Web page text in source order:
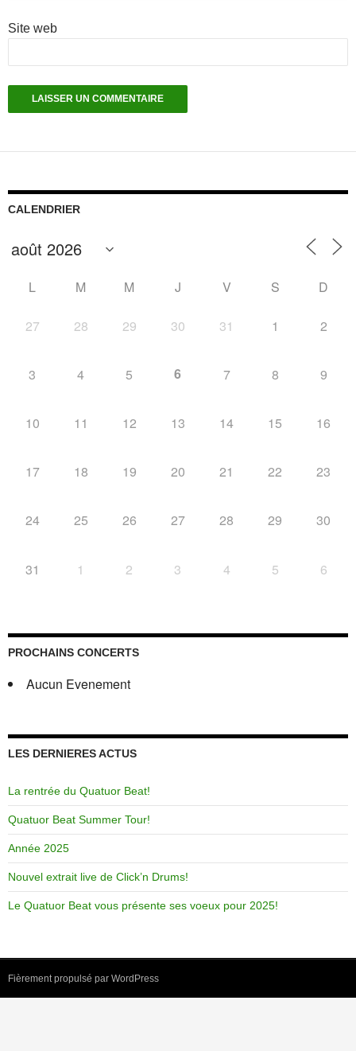
Site web
CALENDRIER
L M M J V S D
27 28 29 30 31 1 2
3 4 5 6 7 8 9
10 11 12 13 14 15 16
17 18 19 20 21 22 23
24 25 26 27 28 29 30
31 1 2 3 4 5 6
PROCHAINS CONCERTS
Aucun Evenement
LES DERNIERES ACTUS
La rentrée du Quatuor Beat!
Quatuor Beat Summer Tour!
Année 2025
Nouvel extrait live de Click’n Drums!
Le Quatuor Beat vous présente ses voeux pour 2025!
Fièrement propulsé par WordPress